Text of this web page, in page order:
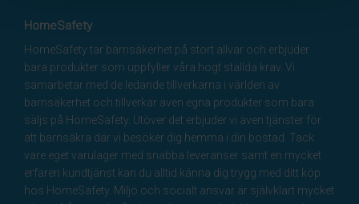
HomeSafety
HomeSafety tar barnsäkerhet på stort allvar och erbjuder
bara produkter som uppfyller våra högt ställda krav. Vi
samarbetar med de ledande tillverkarna i världen av
barnsäkerhet och tillverkar även egna produkter som bara
säljs på HomeSafety. Utöver det erbjuder vi även tjänster för
att barnsäkra där vi besöker dig hemma i din bostad. Tack
vare eget varulager med snabba leveranser samt en mycket
erfaren kundtjänst kan du alltid känna dig trygg med ditt köp
hos HomeSafety. Miljö och socialt ansvar är självklart mycket